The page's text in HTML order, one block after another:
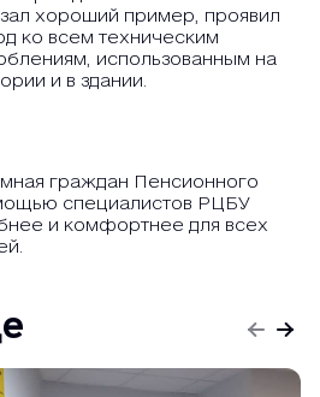
хороший пример, проявил
ко всем техническим
использованным на
и в здании.
граждан Пенсионного
специалистов РЦБУ
и комфортнее для всех